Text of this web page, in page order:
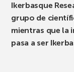
Ikerbasque
grupo de
mientras que la
pasa a ser